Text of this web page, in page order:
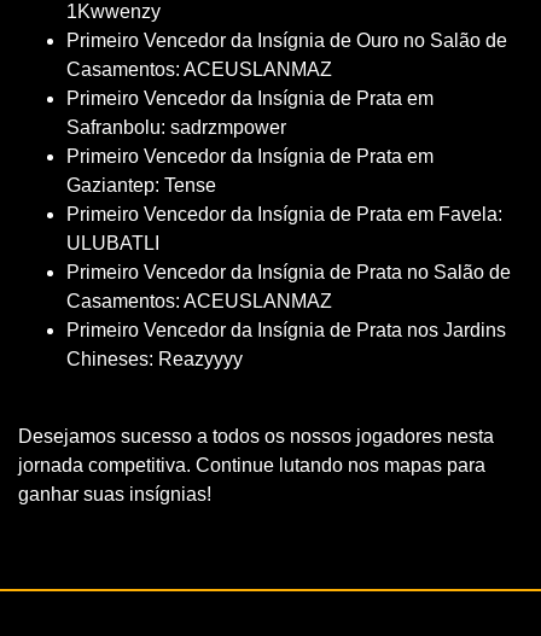
1Kwwenzy
Primeiro Vencedor da Insígnia de Ouro no Salão de
Casamentos: ACEUSLANMAZ
Primeiro Vencedor da Insígnia de Prata em
Safranbolu: sadrzmpower
Primeiro Vencedor da Insígnia de Prata em
Gaziantep: Tense
Primeiro Vencedor da Insígnia de Prata em Favela:
ULUBATLI
Primeiro Vencedor da Insígnia de Prata no Salão de
Casamentos: ACEUSLANMAZ
Primeiro Vencedor da Insígnia de Prata nos Jardins
Chineses: Reazyyyy
Desejamos sucesso a todos os nossos jogadores nesta
jornada competitiva. Continue lutando nos mapas para
ganhar suas insígnias!